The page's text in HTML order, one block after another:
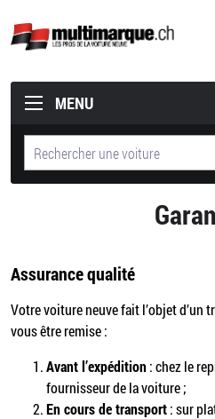
MENU
Assurance qualité
Votre voiture neuve fait l’objet d’un
vous être remise :
Avant l’expédition: chez le
fournisseur de la voiture ;
En cours de transport: sur